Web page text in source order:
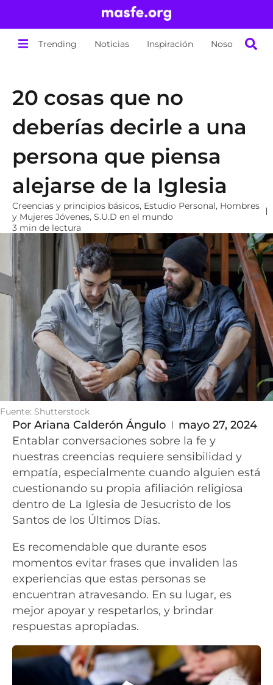
Trending Noticias Inspiración Nosotros
20 cosas que no
deberías decirle a una
persona que piensa
alejarse de la Iglesia
Creencias y principios básicos, Estudio Personal, Hombres
y Mujeres Jóvenes, S.U.D en el mundo
3 min de lectura
Fuente: Shutterstock
Por Ariana Calderón Ángulo
mayo 27, 2024
Entablar conversaciones sobre la fe y
nuestras creencias requiere sensibilidad y
empatía, especialmente cuando alguien está
cuestionando su propia afiliación religiosa
dentro de La Iglesia de Jesucristo de los
Santos de los Últimos Días.
Es recomendable que durante esos
momentos evitar frases que invaliden las
experiencias que estas personas se
encuentran atravesando. En su lugar, es
mejor apoyar y respetarlos, y brindar
respuestas apropiadas.